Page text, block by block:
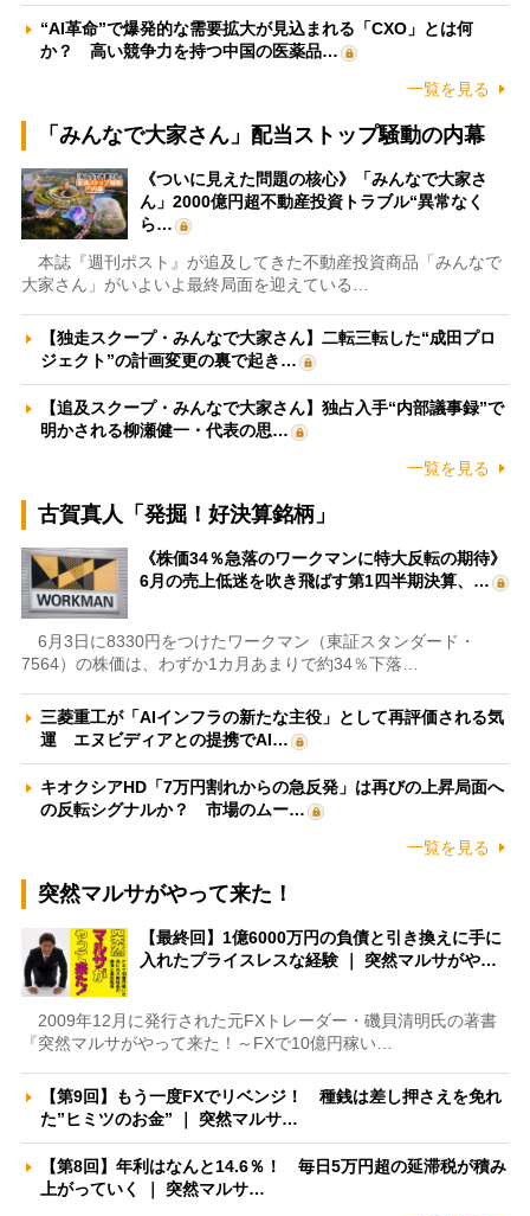
“AI革命”で爆発的な需要拡大が見込まれる「CXO」とは何
か？ 高い競争力を持つ中国の医薬品…
一覧を見る
「みんなで大家さん」配当ストップ騒動の内幕
《ついに見えた問題の核心》「みんなで大家さ
ん」2000億円超不動産投資トラブル“異常なく
ら…
本誌『週刊ポスト』が追及してきた不動産投資商品「みんなで
大家さん」がいよいよ最終局面を迎えている…
【独走スクープ・みんなで大家さん】二転三転した“成田プロ
ジェクト”の計画変更の裏で起き…
【追及スクープ・みんなで大家さん】独占入手“内部議事録”で
明かされる柳瀬健一・代表の思…
一覧を見る
古賀真人「発掘！好決算銘柄」
《株価34％急落のワークマンに特大反転の期待》
6月の売上低迷を吹き飛ばす第1四半期決算、…
6月3日に8330円をつけたワークマン（東証スタンダード・
7564）の株価は、わずか1カ月あまりで約34％下落…
三菱重工が「AIインフラの新たな主役」として再評価される気
運 エヌビディアとの提携でAI…
キオクシアHD「7万円割れからの急反発」は再びの上昇局面へ
の反転シグナルか？ 市場のムー…
一覧を見る
突然マルサがやって来た！
【最終回】1億6000万円の負債と引き換えに手に
入れたプライスレスな経験 ｜ 突然マルサがや…
2009年12月に発行された元FXトレーダー・磯貝清明氏の著書
『突然マルサがやって来た！～FXで10億円稼い…
【第9回】もう一度FXでリベンジ！ 種銭は差し押さえを免れ
た”ヒミツのお金” ｜ 突然マルサ…
【第8回】年利はなんと14.6％！ 毎日5万円超の延滞税が積み
上がっていく ｜ 突然マルサ…